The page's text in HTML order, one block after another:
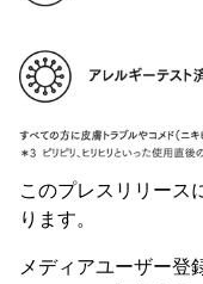
このプレスリリース
ります。
メディアユーザー登